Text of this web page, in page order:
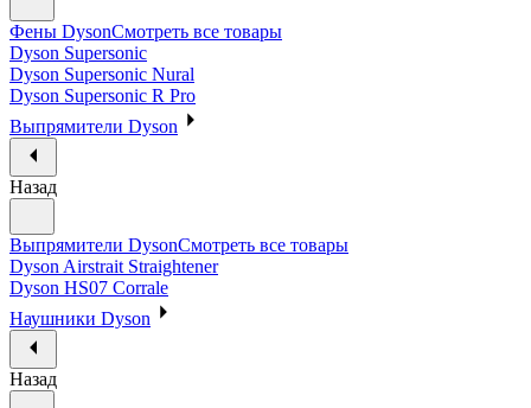
Фены DysonСмотреть все товары
Dyson Supersonic
Dyson Supersonic Nural
Dyson Supersonic R Pro
Выпрямители Dyson
Назад
Выпрямители DysonСмотреть все товары
Dyson Airstrait Straightener
Dyson HS07 Corrale
Наушники Dyson
Назад